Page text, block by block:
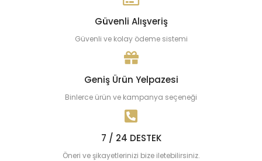
Güvenli Alışveriş
Güvenli ve kolay ödeme sistemi
Geniş Ürün Yelpazesi
Binlerce ürün ve kampanya seçeneği
7 / 24 DESTEK
Öneri ve şikayetlerinizi bize iletebilirsiniz.